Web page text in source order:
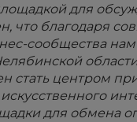
для
что благодаря
сообщества нам
стать центром
для обмена